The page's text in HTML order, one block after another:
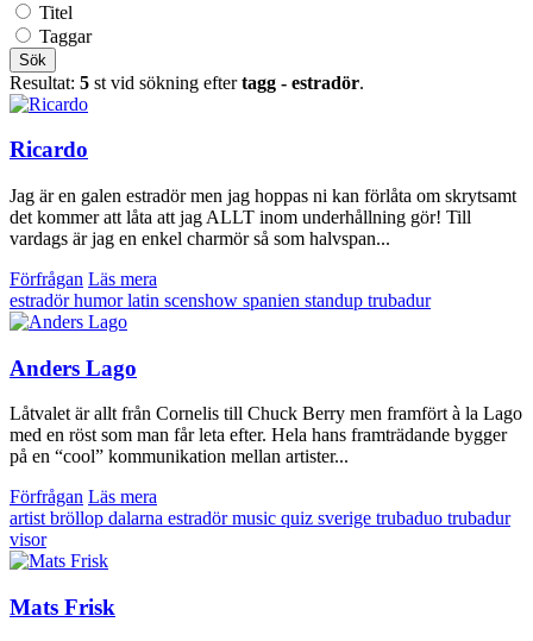
Titel
Taggar
Sök
Resultat: 5 st vid sökning eftertagg - estradör.
Ricardo
Jag är en galen estradör men jag hoppas ni kan förlåta om skrytsamt
det kommer att låta att jag ALLT inom underhållning gör! Till
vardags är jag en enkel charmör så som halvspan...
Förfrågan Läs mera
estradörhumorlatin scenshow spanien standup trubadur
Anders Lago
Låtvalet är allt från Cornelis till Chuck Berry men framfört à la Lago
med en röst som man får leta efter. Hela hans framträdande bygger
på en “cool” kommunikation mellan artister...
Förfrågan Läs mera
artistbröllop dalarna estradörmusic quiz sverige trubaduo trubadur
visor
Mats Frisk